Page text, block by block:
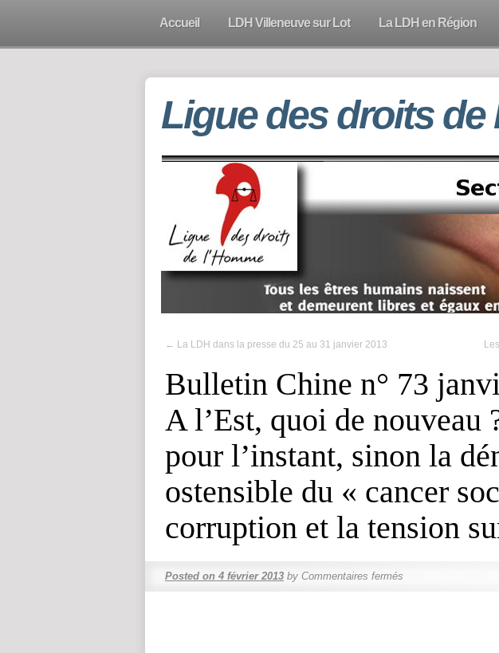
Accueil LDH Villeneuve sur Lot La LDH en Région
Ligue des droits de
← La LDH dans la presse du 25 au 31 janvier 2013
Bulletin Chine n° 73
A l’Est, quoi de nouveau
pour l’instant, sinon la
ostensible du « cancer
corruption et la tension
Posted on 4 février 2013 by Commentaires fermés